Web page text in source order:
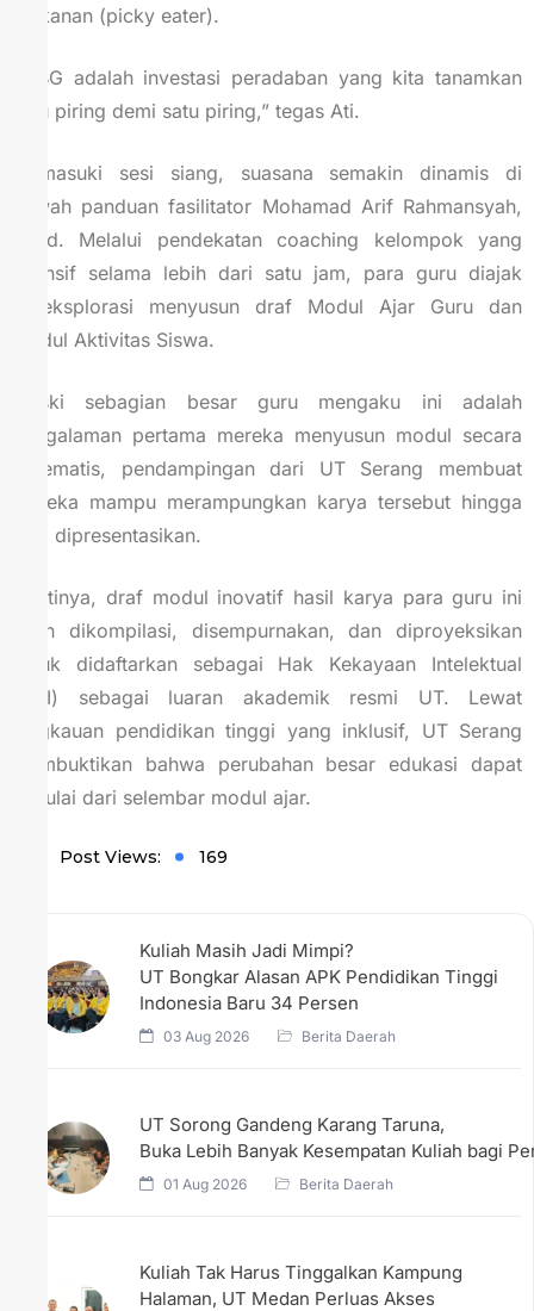
makanan (picky eater).
“MBG adalah investasi peradaban yang kita tanamkan
satu piring demi satu piring,” tegas Ati.
Memasuki sesi siang, suasana semakin dinamis di
bawah panduan fasilitator Mohamad Arif Rahmansyah,
M.Pd. Melalui pendekatan coaching kelompok yang
intensif selama lebih dari satu jam, para guru diajak
bereksplorasi menyusun draf Modul Ajar Guru dan
Modul Aktivitas Siswa.
Meski sebagian besar guru mengaku ini adalah
pengalaman pertama mereka menyusun modul secara
sistematis, pendampingan dari UT Serang membuat
mereka mampu merampungkan karya tersebut hingga
siap dipresentasikan.
Nantinya, draf modul inovatif hasil karya para guru ini
akan dikompilasi, disempurnakan, dan diproyeksikan
untuk didaftarkan sebagai Hak Kekayaan Intelektual
(HKI) sebagai luaran akademik resmi UT. Lewat
jangkauan pendidikan tinggi yang inklusif, UT Serang
membuktikan bahwa perubahan besar edukasi dapat
dimulai dari selembar modul ajar.
Post Views: 169
Kuliah Masih Jadi Mimpi?
UT Bongkar Alasan APK Pendidikan Tinggi
Indonesia Baru 34 Persen
03 Aug 2026 Berita Daerah
UT Sorong Gandeng Karang Taruna,
Buka Lebih Banyak Kesempatan Kuliah bagi
01 Aug 2026 Berita Daerah
Kuliah Tak Harus Tinggalkan Kampung
Halaman, UT Medan Perluas Akses